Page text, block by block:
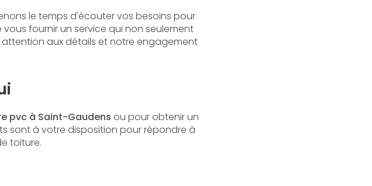
le temps d'écouter vos besoins pour
fournir un service qui non seulement
aux détails et notre engagement
pvc à Saint-Gaudens ou pour obtenir un
sont à votre disposition pour répondre à
toiture.